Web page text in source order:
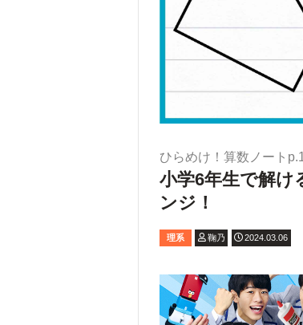
ひらめけ！算数ノート
小学6年生で解け
ンジ！
理系 鞠乃 2024.03.06